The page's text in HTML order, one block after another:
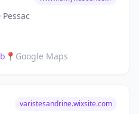
📍 Google Maps
varistesandrine.wixsite.com